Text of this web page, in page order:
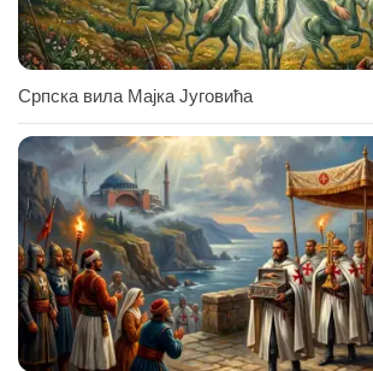
Српска вила Мајка Југовића